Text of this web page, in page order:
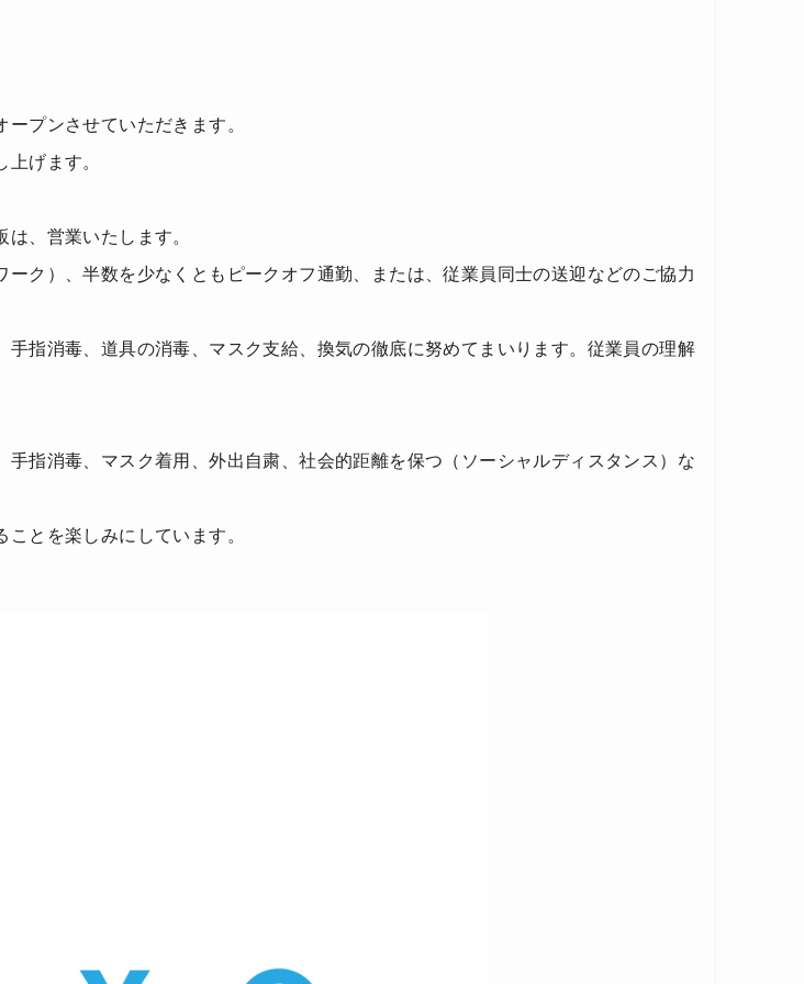
プンさせていただきます。
げます。
、営業いたします。
ク）、半数を少なくともピークオフ通勤、または、従業員同士の送迎などのご協力
指消毒、道具の消毒、マスク支給、換気の徹底に努めてまいります。従業員の理解
指消毒、マスク着用、外出自粛、社会的距離を保つ（ソーシャルディスタンス）な
とを楽しみにしています。